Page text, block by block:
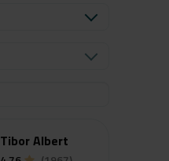
Tibor Albert